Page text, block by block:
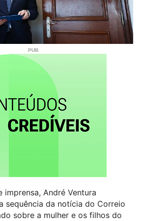
imprensa, André Ventura
sequência da notícia do Correio
sobre a mulher e os filhos do